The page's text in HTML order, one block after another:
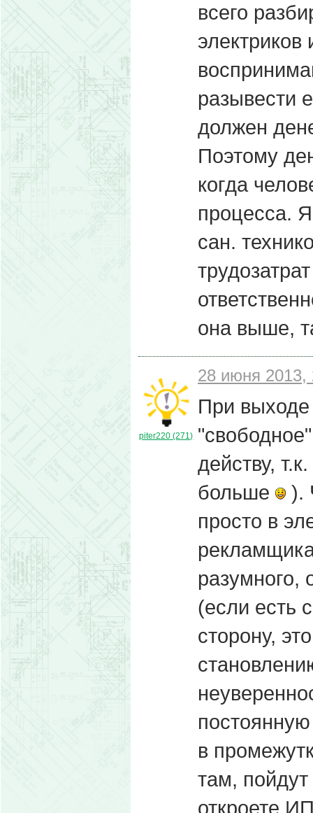
всего
разывести
должен
Поэтому
когда
процесса.
сан.
она выше,
piter220 (271)
28 июня 2013,
При выходе
действу,
больше
).
просто в
разумного,
(если есть
сторону,
в
там,
откроете